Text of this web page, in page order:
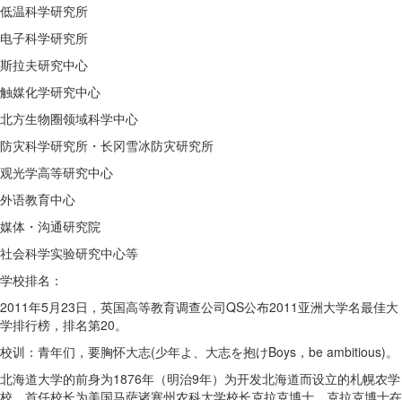
低温科学研究所
电子科学研究所
斯拉夫研究中心
触媒化学研究中心
北方生物圈领域科学中心
防灾科学研究所・长冈雪冰防灾研究所
观光学高等研究中心
外语教育中心
媒体・沟通研究院
社会科学实验研究中心等
学校排名：
2011年5月23日，英国高等教育调查公司QS公布2011亚洲大学名最佳大
学排行榜，排名第20。
校训：青年们，要胸怀大志(少年よ、大志を抱けBoys，be ambitious)。
北海道大学的前身为1876年（明治9年）为开发北海道而设立的札幌农学
校。首任校长为美国马萨诸塞州农科大学校长克拉克博士。克拉克博士在